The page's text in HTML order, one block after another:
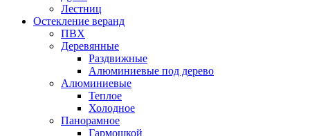
Лестниц
Остекление веранд
ПВХ
Деревянные
Раздвижные
Алюминиевые под дерево
Алюминиевые
Теплое
Холодное
Панорамное
Гармошкой